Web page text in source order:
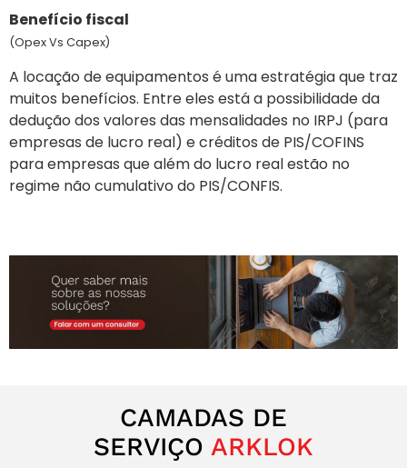
Benefício fiscal
(Opex Vs Capex)
A locação de equipamentos é uma estratégia que traz
muitos benefícios. Entre eles está a possibilidade da
dedução dos valores das mensalidades no IRPJ (para
empresas de lucro real) e créditos de PIS/COFINS
para empresas que além do lucro real estão no
regime não cumulativo do PIS/CONFIS.
CAMADAS DE
SERVIÇO ARKLOK